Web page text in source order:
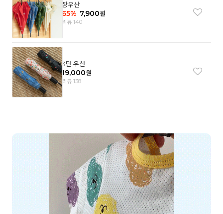
장우산
65% 7,900원
리뷰 140
3단 우산
19,000원
리뷰 138